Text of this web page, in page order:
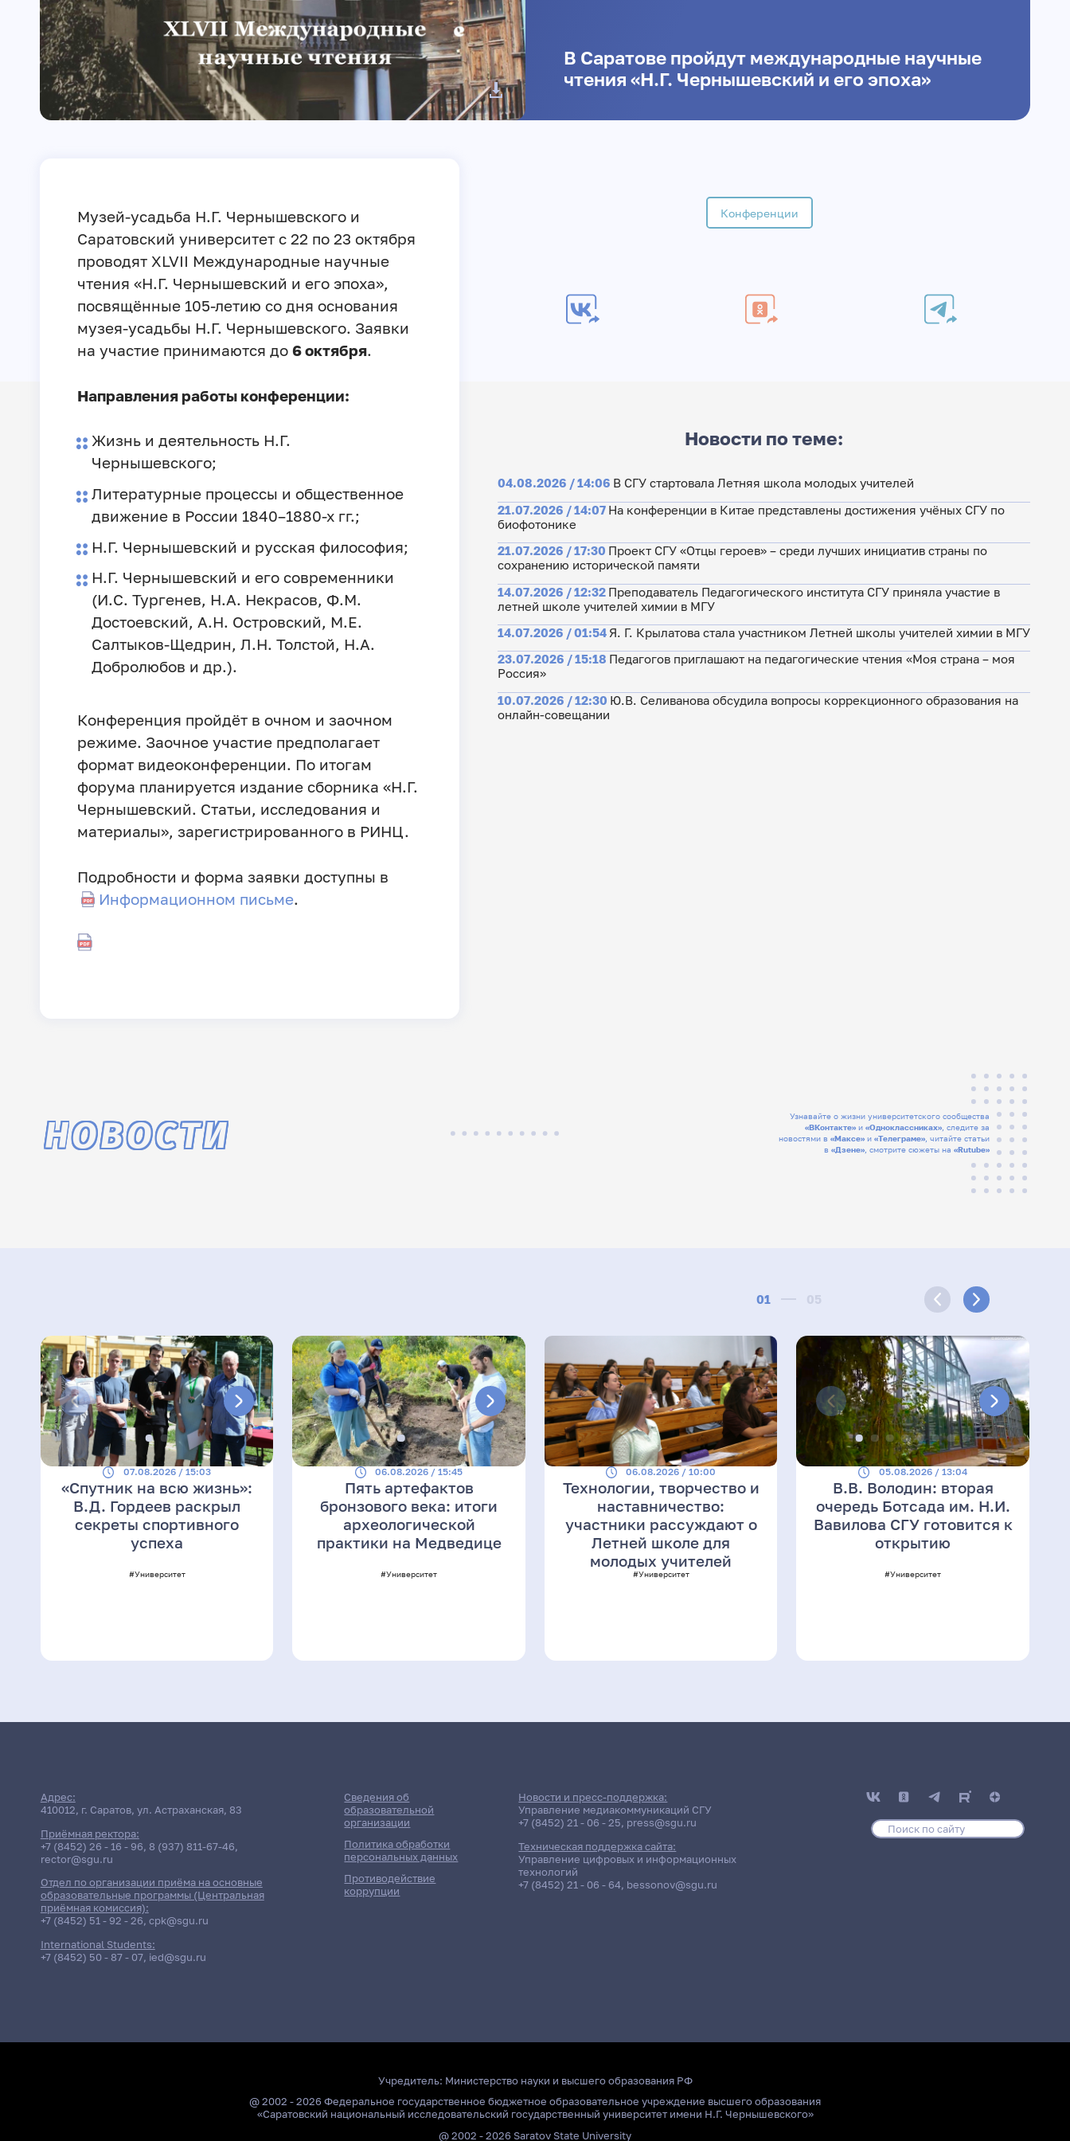
В Саратове пройдут международные научные
чтения «Н.Г. Чернышевский и его эпоха»
Музей-усадьба Н.Г. Чернышевского и
Саратовский университет с 22 по 23 октября
проводят XLVII Международные научные
чтения «Н.Г. Чернышевский и его эпоха»,
посвящённые 105-летию со дня основания
музея-усадьбы Н.Г. Чернышевского. Заявки
на участие принимаются до 6 октября.
Направления работы конференции:
Жизнь и деятельность Н.Г.
Чернышевского;
Литературные процессы и общественное
движение в России 1840–1880-х гг.;
Н.Г. Чернышевский и русская философия;
Н.Г. Чернышевский и его современники
(И.С. Тургенев, Н.А. Некрасов, Ф.М.
Достоевский, А.Н. Островский, М.Е.
Салтыков-Щедрин, Л.Н. Толстой, Н.А.
Добролюбов и др.).
Конференция пройдёт в очном и заочном
режиме. Заочное участие предполагает
формат видеоконференции. По итогам
форума планируется издание сборника «Н.Г.
Чернышевский. Статьи, исследования и
материалы», зарегистрированного в РИНЦ.
Подробности и форма заявки доступны в
Информационном письме.
Конференции
Новости по теме:
04.08.2026 / 14:06 В СГУ стартовала Летняя школа молодых учителей
21.07.2026 / 14:07 На конференции в Китае представлены достижения учёных СГУ по
биофотонике
21.07.2026 / 17:30 Проект СГУ «Отцы героев» – среди лучших инициатив страны по
сохранению исторической памяти
14.07.2026 / 12:32 Преподаватель Педагогического института СГУ приняла участие в
летней школе учителей химии в МГУ
14.07.2026 / 01:54 Я. Г. Крылатова стала участником Летней школы учителей химии в МГУ
23.07.2026 / 15:18 Педагогов приглашают на педагогические чтения «Моя страна – моя
Россия»
10.07.2026 / 12:30 Ю.В. Селиванова обсудила вопросы коррекционного образования на
онлайн-совещании
Узнавайте о жизни университетского сообщества
«ВКонтакте» и«Одноклассниках» , следите за
новостями в«Максе» и«Телеграме» , читайте статьи
в«Дзене» , смотрите сюжеты на«Rutube»
НОВОСТИ
01 05
07.08.2026 / 15:03
«Спутник на всю жизнь»:
В.Д. Гордеев раскрыл
секреты спортивного
успеха
#Университет
06.08.2026 / 15:45
Пять артефактов
бронзового века: итоги
археологической
практики на Медведице
#Университет
06.08.2026 / 10:00
Технологии, творчество и
наставничество:
участники рассуждают о
Летней школе для
молодых учителей
#Университет
05.08.2026 / 13:04
В.В. Володин: вторая
очередь Ботсада им. Н.И.
Вавилова СГУ готовится к
открытию
#Университет
Адрес:
410012, г. Саратов, ул. Астраханская, 83
Приёмная ректора:
+7 (8452) 26 - 16 - 96, 8 (937) 811-67-46,
rector@sgu.ru
Отдел по организации приёма на основные
образовательные программы (Центральная
приёмная комиссия):
+7 (8452) 51 - 92 - 26, cpk@sgu.ru
International Students:
+7 (8452) 50 - 87 - 07, ied@sgu.ru
Сведения об
образовательной
организации
Политика обработки
персональных данных
Противодействие
коррупции
Новости и пресс-поддержка:
Управление медиакоммуникаций СГУ
+7 (8452) 21 - 06 - 25, press@sgu.ru
Техническая поддержка сайта:
Управление цифровых и информационных
технологий
+7 (8452) 21 - 06 - 64, bessonov@sgu.ru
Учредитель: Министерство науки и высшего образования РФ
@ 2002 - 2026 Федеральное государственное бюджетное образовательное учреждение высшего образования
«Саратовский национальный исследовательский государственный университет имени Н.Г. Чернышевского»
@ 2002 - 2026 Saratov State University